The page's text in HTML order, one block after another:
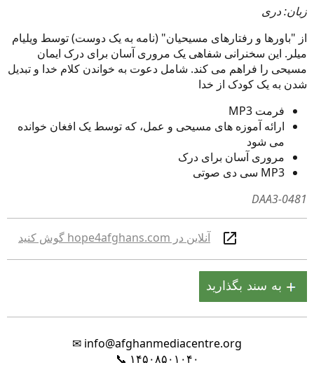
زبان: دری
از "باورها و رفتارهای مسیحیان" (نامه به یک دوست) توسط ویلیام
میلر. این سخنرانی شفاهی یک مروری آسان برای درک ایمان
مسیحی را فراهم می کند. شامل دعوت به خواندن کلام خدا و تبدیل
شدن به یک کودک از خدا
فرمت MP3
ارائه آموزه های مسیحی و عمل، که توسط یک افغان خوانده
می شود
مروری آسان برای درک
MP3 سی دی صوتی
DAA3-0481
آنلاین در hope4afghans.com گوش کنید
✉ info@afghanmediacentre.org
📞 ۱۴۵۰۸۵۰۱۰۴۰